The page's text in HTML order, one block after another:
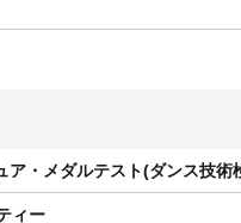
ア・メダルテスト(ダンス技術
ィー